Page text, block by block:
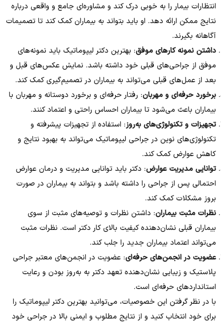
انتظارات بیمار را به خوبی درک کند و مشاوره‌ای جامع و واقعی درباره
نتایج ممکن ارائه دهد. او باید بتواند به بیماران کمک کند تا تصمیمات
آگاهانه بگیرند.
داشتن نمونه کارهای موفق: بهترین دکتر لیپوماتیک باید نمونه‌های
موفق از جراحی‌های قبلی خود داشته باشد. نمایش عکس‌های قبل و
بعد از عمل‌های قبلی می‌تواند به بیماران در تصمیم‌گیری کمک کند.
برخورد حرفه‌ای و مهربان: رفتار حرفه‌ای و برخورد دوستانه و مهربان با
بیماران باعث می‌شود تا بیماران احساس راحتی و اعتماد کنند.
تجهیزات و تکنولوژی‌های به‌روز: استفاده از تجهیزات پیشرفته و
تکنولوژی‌های نوین در جراحی لیپوماتیک می‌تواند به بهبود نتایج و
کاهش عوارض کمک کند.
توانایی مدیریت عوارض: دکتر باید توانایی مدیریت و درمان عوارض
احتمالی پس از جراحی را داشته باشد و بتواند به بیماران در صورت
بروز مشکلات کمک کند.
نظرات مثبت بیماران: داشتن نظرات و توصیه‌های مثبت از سوی
بیماران قبلی نشان‌دهنده کیفیت بالای کار دکتر است. نظرات مثبت
می‌تواند اعتماد بیماران جدید را جلب کند.
عضویت در انجمن‌های حرفه‌ای: عضویت در انجمن‌های معتبر جراحی
پلاستیک و زیبایی نشان‌دهنده تعهد دکتر به به‌روز بودن و رعایت
استانداردهای حرفه‌ای است.
با در نظر گرفتن این خصوصیات، می‌توانید بهترین دکتر لیپوماتیک را
برای خود انتخاب کنید و از نتایج مطلوب و ایمنی بالا در جراحی خود